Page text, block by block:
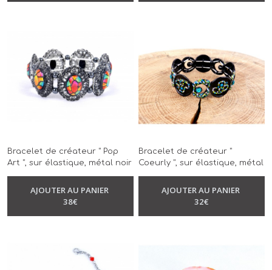
Bracelet de créateur " Pop
Art ", sur élastique, métal noir
anthracite, dégradé
multicolore, modèle unique,
réalisé à la main-
AJOUTER AU PANIER
38€
Bracelet de créateur "
Coeurly ", sur élastique, métal
couleur noir, cristal turquoise,
modèle unique, réalisé à la
Bracelet
AJOUTER AU PANIER
32€